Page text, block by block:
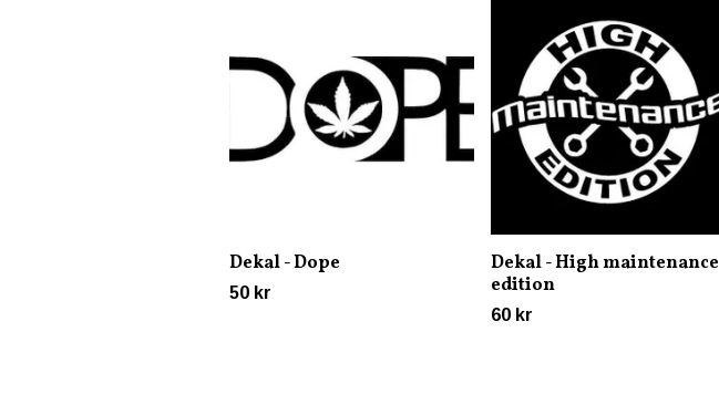
Dekal - Dope
50 kr
Dekal - High maintenance
edition
60 kr